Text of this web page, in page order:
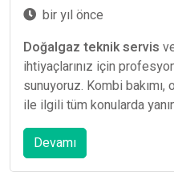
bir yıl önce
Doğalgaz teknik servis
ihtiyaçlarınız için
sunuyoruz. Kombi bakımı,
ile ilgili tüm konularda
Devamı